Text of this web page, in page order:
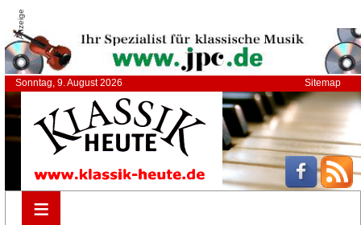
Anzeige
Sonntag, 9. August 2026 Sitemap
≡
≡